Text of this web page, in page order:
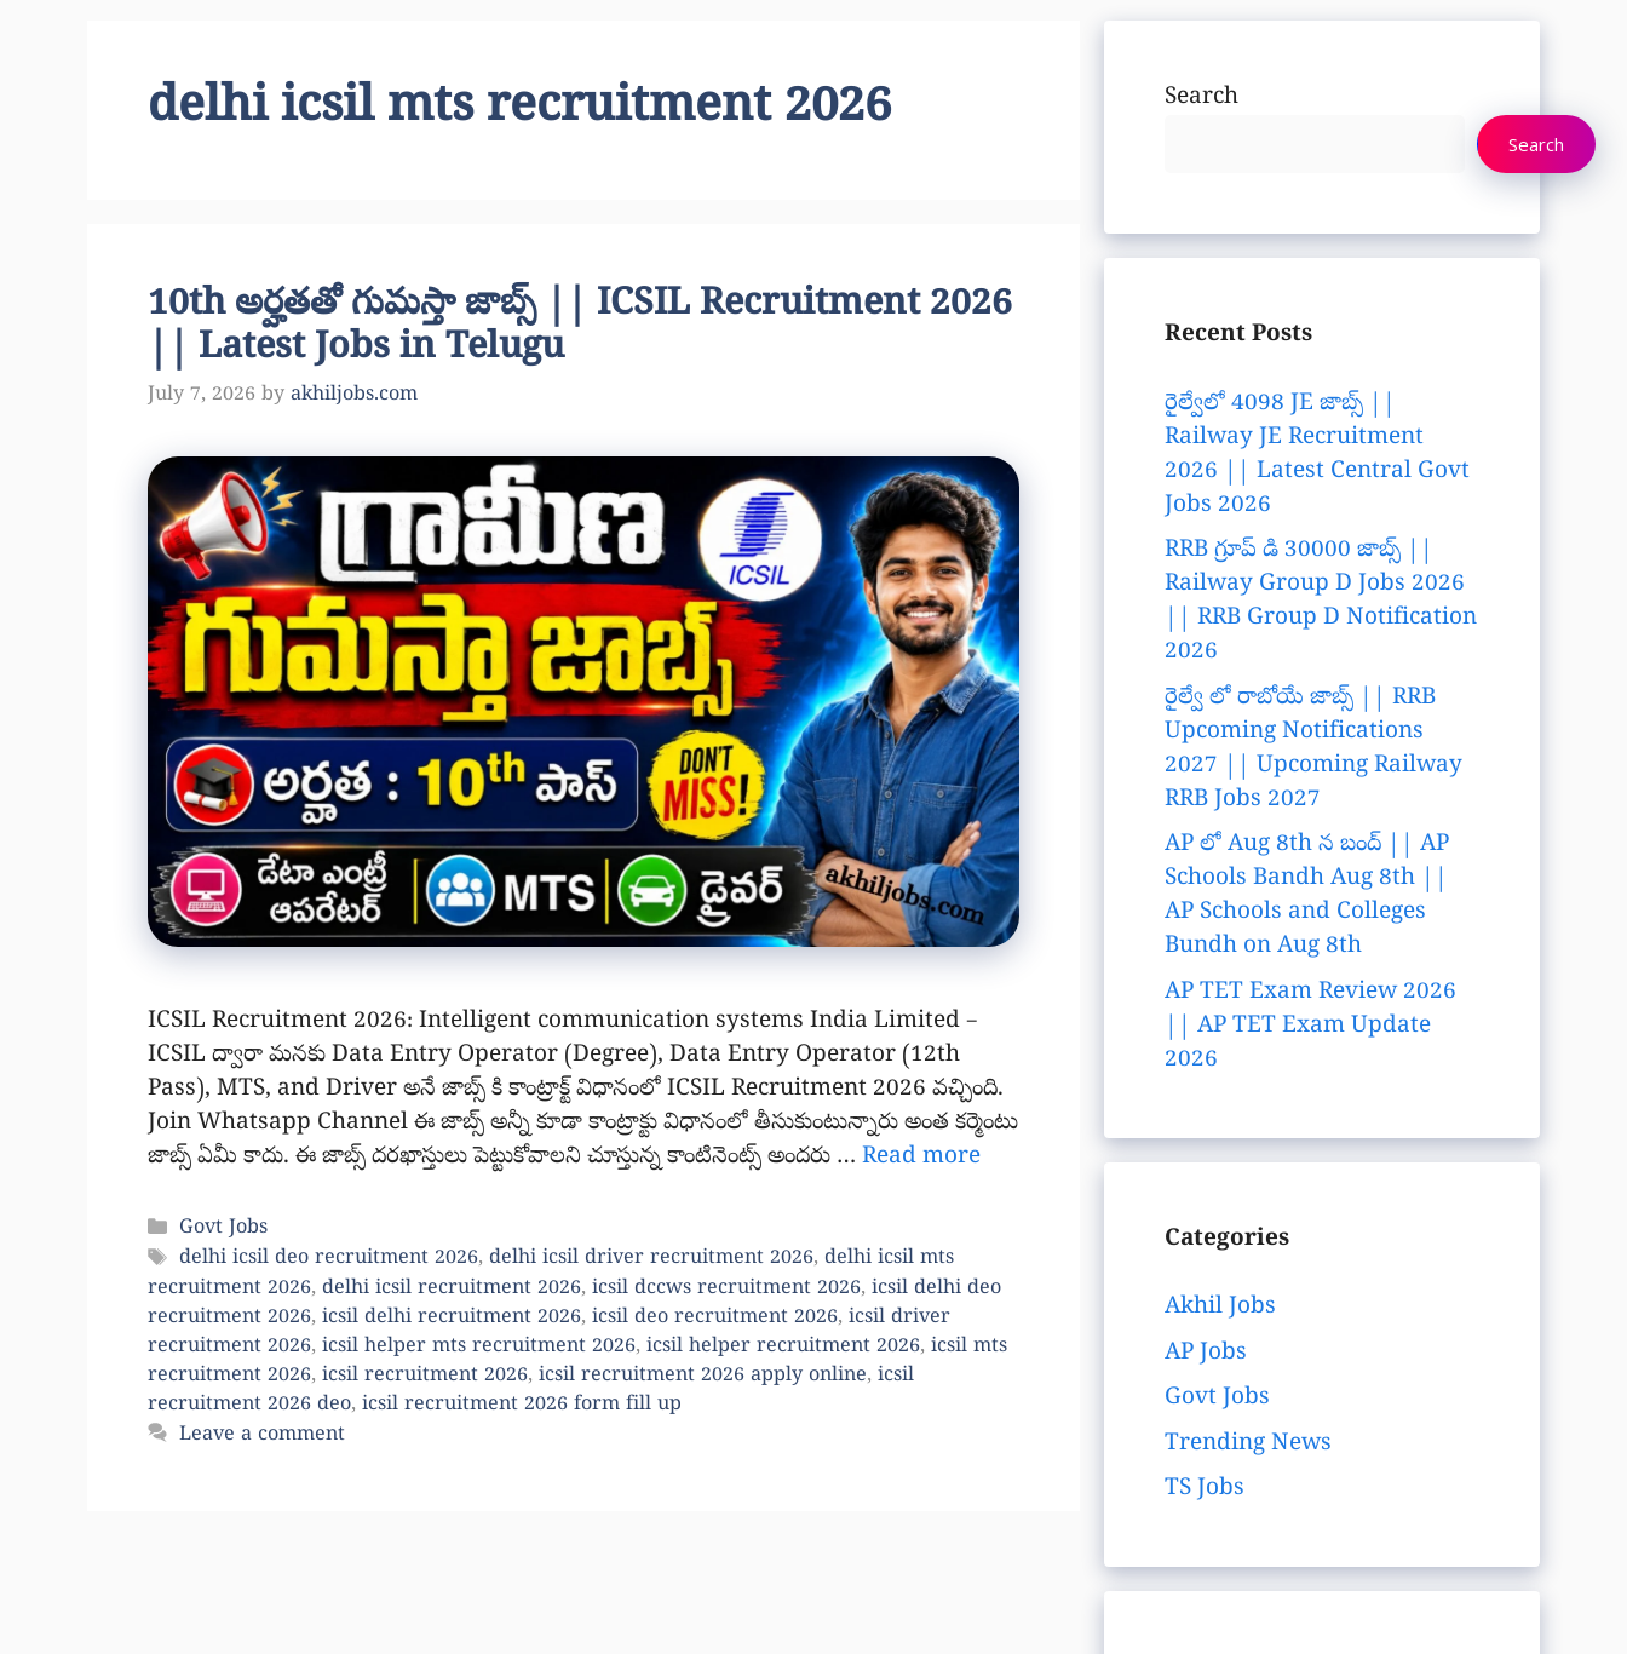
delhi icsil mts recruitment 2026
10th అర్హతతో గుమస్తా జాబ్స్ || ICSIL Recruitment 2026
|| Latest Jobs in Telugu
July 7, 2026 by akhiljobs.com
ICSIL Recruitment 2026: Intelligent communication systems India Limited –
ICSIL ద్వారా మనకు Data Entry Operator (Degree), Data Entry Operator (12th
Pass), MTS, and Driver అనే జాబ్స్ కి కాంట్రాక్ట్ విధానంలో ICSIL Recruitment 2026 వచ్చింది.
Join Whatsapp Channel ఈ జాబ్స్ అన్నీ కూడా కాంట్రాక్టు విధానంలో తీసుకుంటున్నారు అంత కర్మెంటు
జాబ్స్ ఏమీ కాదు. ఈ జాబ్స్ దరఖాస్తులు పెట్టుకోవాలని చూస్తున్న కాంటినెంట్స్ అందరు … Read more
Categories
Govt Jobs
Tags
delhi icsil deo recruitment 2026, delhi icsil driver recruitment 2026, delhi icsil mts
recruitment 2026, delhi icsil recruitment 2026, icsil dccws recruitment 2026, icsil delhi deo
recruitment 2026, icsil delhi recruitment 2026, icsil deo recruitment 2026, icsil driver
recruitment 2026, icsil helper mts recruitment 2026, icsil helper recruitment 2026, icsil mts
recruitment 2026, icsil recruitment 2026, icsil recruitment 2026 apply online, icsil
recruitment 2026 deo, icsil recruitment 2026 form fill up
Leave a comment
Search
Search
Recent Posts
రైల్వేలో 4098 JE జాబ్స్ ||
Railway JE Recruitment
2026 || Latest Central Govt
Jobs 2026
RRB గ్రూప్ డి 30000 జాబ్స్ ||
Railway Group D Jobs 2026
|| RRB Group D Notification
2026
రైల్వే లో రాబోయే జాబ్స్ || RRB
Upcoming Notifications
2027 || Upcoming Railway
RRB Jobs 2027
AP లో Aug 8th న బంద్ || AP
Schools Bandh Aug 8th ||
AP Schools and Colleges
Bundh on Aug 8th
AP TET Exam Review 2026
|| AP TET Exam Update
2026
Categories
Akhil Jobs
AP Jobs
Govt Jobs
Trending News
TS Jobs